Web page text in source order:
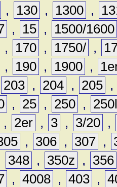
, 130 , 1300 ,
, 15 ,
1500/1600
, 170 , 1750/ ,
, 190 , 1900 ,
203 , 204 , 205 ,
, 25 , 250 ,
, 2er , 3 , 3/20 ,
, 306 , 307 ,
348 , 350z ,
356
, 4008 , 403 ,